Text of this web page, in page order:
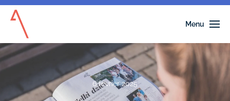
Menu
6 février 2025